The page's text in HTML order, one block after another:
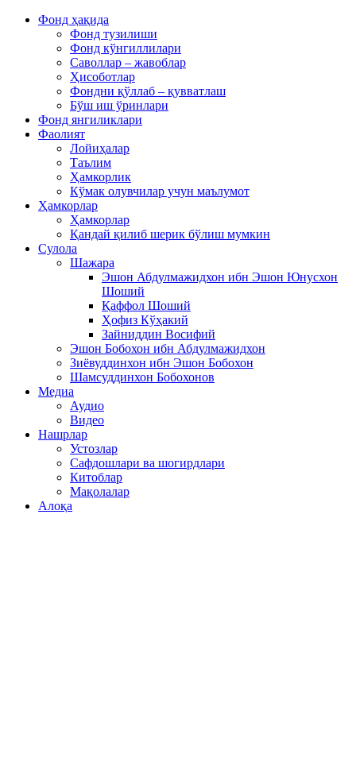
Фонд ҳақида
Фонд тузилиши
Фонд кўнгиллилари
Саволлар – жавоблар
Ҳисоботлар
Фондни қўллаб – қувватлаш
Бўш иш ўринлари
Фонд янгиликлари
Фаолият
Лойиҳалар
Таълим
Ҳамкорлик
Кўмак олувчилар учун маълумот
Ҳамкорлар
Ҳамкорлар
Қандай қилиб шерик бўлиш мумкин
Сулола
Шажара
Эшон Абдулмажидхон ибн Эшон Юнусхон
Шоший
Қаффол Шоший
Ҳофиз Кўҳакий
Зайниддин Восифий
Эшон Бобохон ибн Абдулмажидхон
Зиёвуддинхон ибн Эшон Бобохон
Шамсуддинхон Бобохонов
Медиа
Аудио
Видео
Нашрлар
Устозлар
Сафдошлари ва шогирдлари
Китоблар
Мақолалар
Алоқа